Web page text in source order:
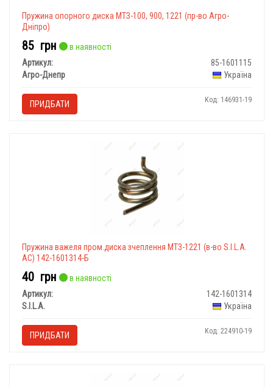
Пружина опорного диска МТЗ-100, 900, 1221 (пр-во Агро-
Дніпро)
85 грн
в наявності
Артикул:
85-1601115
Агро-Днепр
Україна
ПРИДБАТИ Код: 146931-19
Пружина важеля пром.диска зчеплення МТЗ-1221 (в-во S.I.L.A.
AC) 142-1601314-Б
40 грн
в наявності
Артикул:
142-1601314
S.I.L.A.
Україна
ПРИДБАТИ Код: 224910-19